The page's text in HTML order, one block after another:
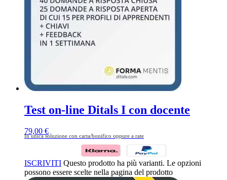
Test on-line Ditals I con docente
79,00 €
In unica soluzione con carta/bonifico oppure a rate
ISCRIVITI Questo prodotto ha più varianti. Le opzioni
possono essere scelte nella pagina del prodotto